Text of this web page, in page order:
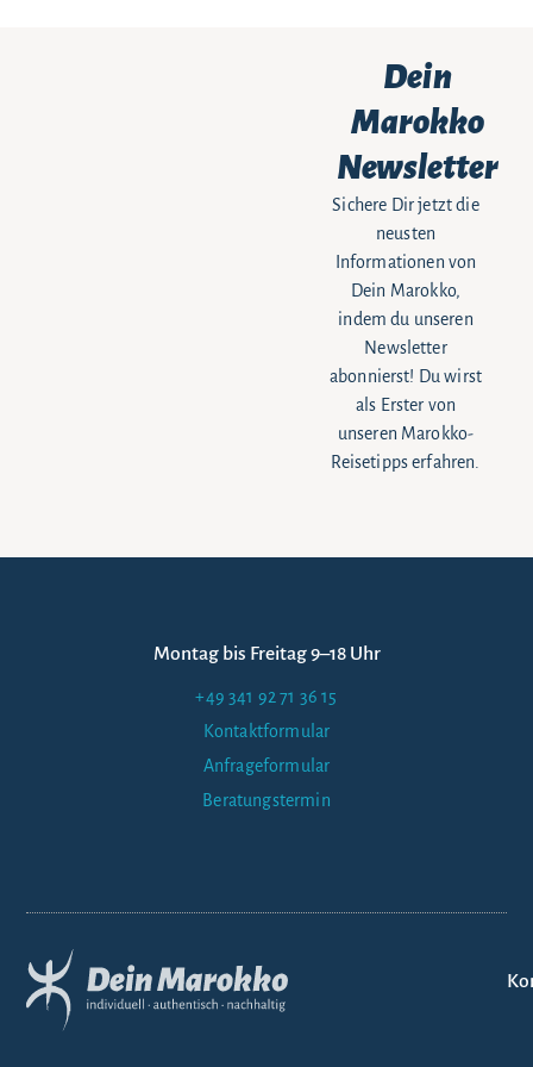
Dein
Marokko
Newsletter
Sichere Dir jetzt die
neusten
Informationen von
Dein Marokko,
indem du unseren
Newsletter
abonnierst! Du wirst
als Erster von
unseren Marokko-
Reisetipps erfahren.
Montag bis Freitag 9–18 Uhr
+49 341 92 71 36 15
Kontaktformular
Anfrageformular
Beratungstermin